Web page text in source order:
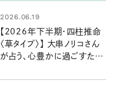
2026.06.19
【2026年下半期・四柱推命
〈草タイプ〉】 大串ノリコさん
が占う、心豊かに過ごすため